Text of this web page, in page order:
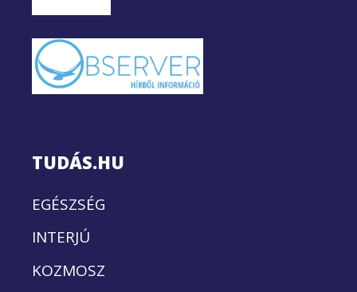
TUDÁS.HU
EGÉSZSÉG
INTERJÚ
KOZMOSZ